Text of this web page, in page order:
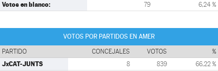
Votos en blanco: 79 6,24 %
VOTOS POR PARTIDOS EN AMER
PARTIDO CONCEJALES VOTOS %
JxCAT-JUNTS 8 839 66,22 %